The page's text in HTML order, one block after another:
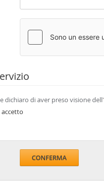
dichiaro di aver preso visione dell'
CONFERMA